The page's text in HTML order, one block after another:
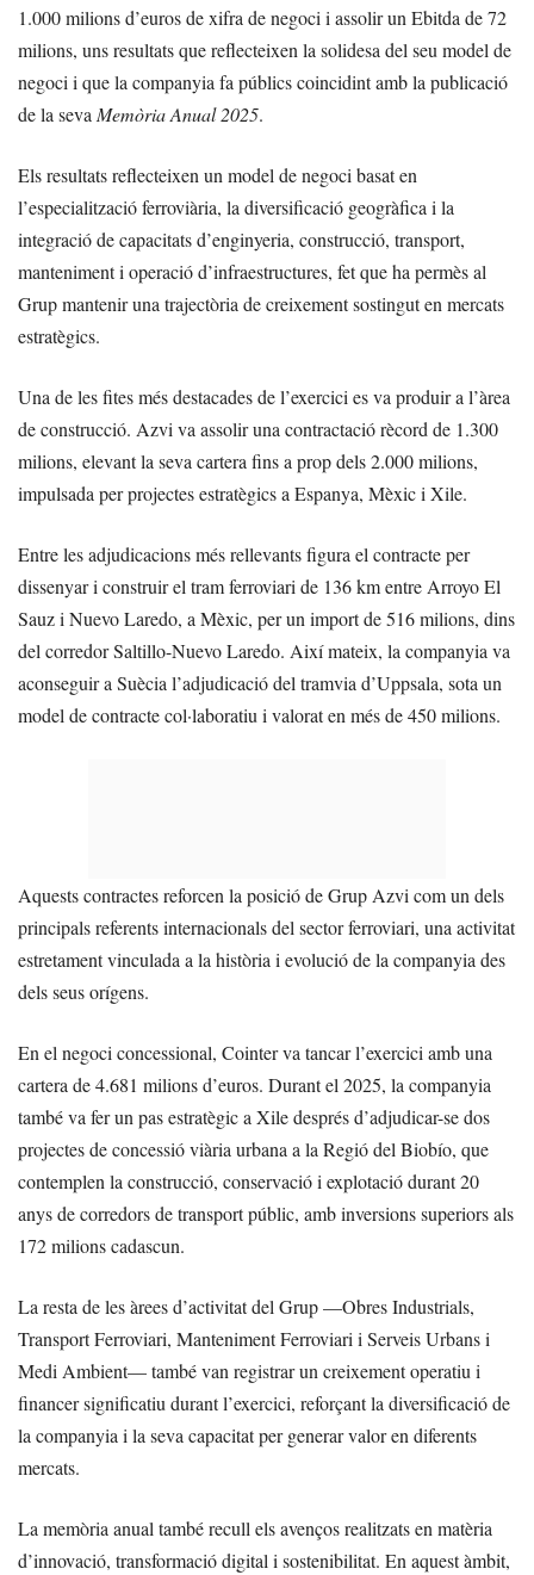
1.000 milions d’euros de xifra de negoci i assolir un Ebitda de 72
milions, uns resultats que reflecteixen la solidesa del seu model de
negoci i que la companyia fa públics coincidint amb la publicació
de la sevaMemòria Anual 2025.
Els resultats reflecteixen un model de negoci basat en
l’especialització ferroviària, la diversificació geogràfica i la
integració de capacitats d’enginyeria, construcció, transport,
manteniment i operació d’infraestructures, fet que ha permès al
Grup mantenir una trajectòria de creixement sostingut en mercats
estratègics.
Una de les fites més destacades de l’exercici es va produir a l’àrea
de construcció. Azvi va assolir una contractació rècord de 1.300
milions, elevant la seva cartera fins a prop dels 2.000 milions,
impulsada per projectes estratègics a Espanya, Mèxic i Xile.
Entre les adjudicacions més rellevants figura el contracte per
dissenyar i construir el tram ferroviari de 136 km entre Arroyo El
Sauz i Nuevo Laredo, a Mèxic, per un import de 516 milions, dins
del corredor Saltillo-Nuevo Laredo. Així mateix, la companyia va
aconseguir a Suècia l’adjudicació del tramvia d’Uppsala, sota un
model de contracte col·laboratiu i valorat en més de 450 milions.
Aquests contractes reforcen la posició de Grup Azvi com un dels
principals referents internacionals del sector ferroviari, una activitat
estretament vinculada a la història i evolució de la companyia des
dels seus orígens.
En el negoci concessional, Cointer va tancar l’exercici amb una
cartera de 4.681 milions d’euros. Durant el 2025, la companyia
també va fer un pas estratègic a Xile després d’adjudicar-se dos
projectes de concessió viària urbana a la Regió del Biobío, que
contemplen la construcció, conservació i explotació durant 20
anys de corredors de transport públic, amb inversions superiors als
172 milions cadascun.
La resta de les àrees d’activitat del Grup —Obres Industrials,
Transport Ferroviari, Manteniment Ferroviari i Serveis Urbans i
Medi Ambient— també van registrar un creixement operatiu i
financer significatiu durant l’exercici, reforçant la diversificació de
la companyia i la seva capacitat per generar valor en diferents
mercats.
La memòria anual també recull els avenços realitzats en matèria
d’innovació, transformació digital i sostenibilitat. En aquest àmbit,